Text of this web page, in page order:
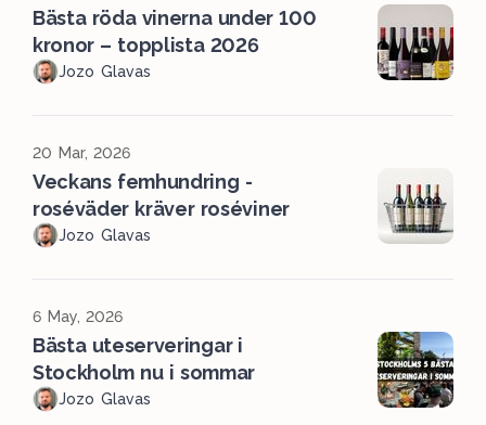
Bästa röda vinerna under 100
kronor – topplista 2026
Jozo Glavas
20 Mar, 2026
Veckans femhundring -
roséväder kräver roséviner
Jozo Glavas
6 May, 2026
Bästa uteserveringar i
Stockholm nu i sommar
Jozo Glavas